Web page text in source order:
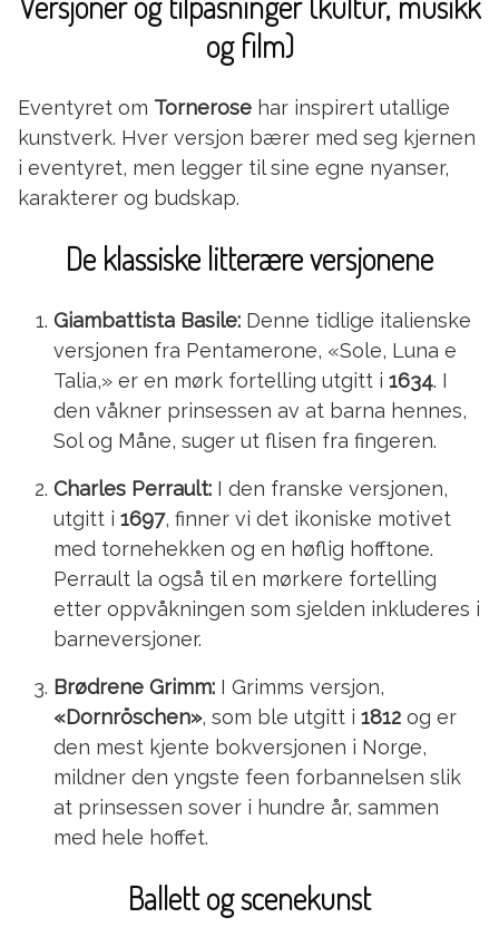
og film)
Eventyret om Tornerose har inspirert utallige
kunstverk. Hver versjon bærer med seg kjernen
i eventyret, men legger til sine egne nyanser,
karakterer og budskap.
De klassiske litterære versjonene
Giambattista Basile: Denne tidlige italienske
versjonen fra Pentamerone, «Sole, Luna e
Talia,» er en mørk fortelling utgitt i 1634. I
den våkner prinsessen av at barna hennes,
Sol og Måne, suger ut flisen fra fingeren.
Charles Perrault: I den franske versjonen,
utgitt i 1697, finner vi det ikoniske motivet
med tornehekken og en høflig hofftone.
Perrault la også til en mørkere fortelling
etter oppvåkningen som sjelden inkluderes i
barneversjoner.
Brødrene Grimm: I Grimms versjon,
«Dornröschen», som ble utgitt i 1812 og er
den mest kjente bokversjonen i Norge,
mildner den yngste feen forbannelsen slik
at prinsessen sover i hundre år, sammen
med hele hoffet.
Ballett og scenekunst